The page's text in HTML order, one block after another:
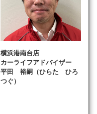
横浜港南台店
カーライフアドバイザー
平田 裕嗣（ひらた ひろ
つぐ）